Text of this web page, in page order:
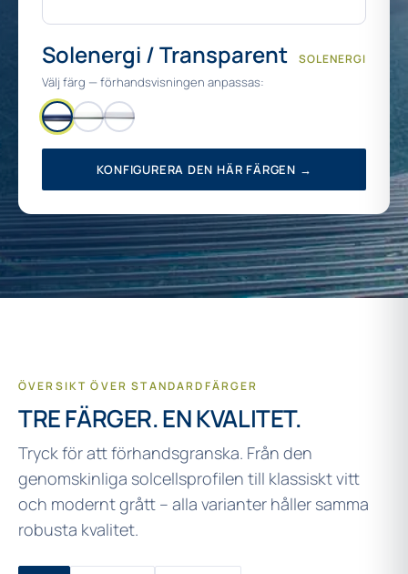
Solenergi / Transparent SOLENERGI
Välj färg — förhandsvisningen anpassas:
KONFIGURERA DEN HÄR FÄRGEN →
ÖVERSIKT ÖVER STANDARDFÄRGER
TRE FÄRGER.EN KVALITET.
Tryck för att förhandsgranska. Från den
genomskinliga solcellsprofilen till klassiskt vitt
och modernt grått – alla varianter håller samma
robusta kvalitet.